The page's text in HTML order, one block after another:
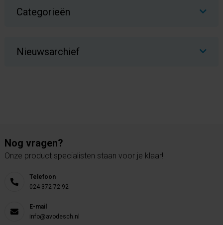
Categorieën
Nieuwsarchief
Nog vragen?
Onze product specialisten staan voor je klaar!
Telefoon
024 372 72 92
E-mail
info@avodesch.nl